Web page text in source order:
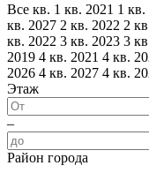
Все кв. 1 кв. 2021 1 кв.
кв. 2027 2 кв. 2022 2
кв. 2022 3 кв. 2023 3
2019 4 кв. 2021 4 кв.
2026 4 кв. 2027 4 кв.
Этаж
–
Район города